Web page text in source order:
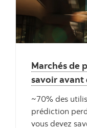
Marchés de
savoir avant
~70% des
prédiction
vous devez